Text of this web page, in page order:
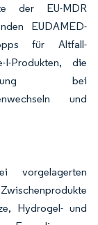
der EU-MDR
EUDAMED-
für Altfall-
I-Produkten, die
bei
und
vorgelagerten
Hydrogel- und